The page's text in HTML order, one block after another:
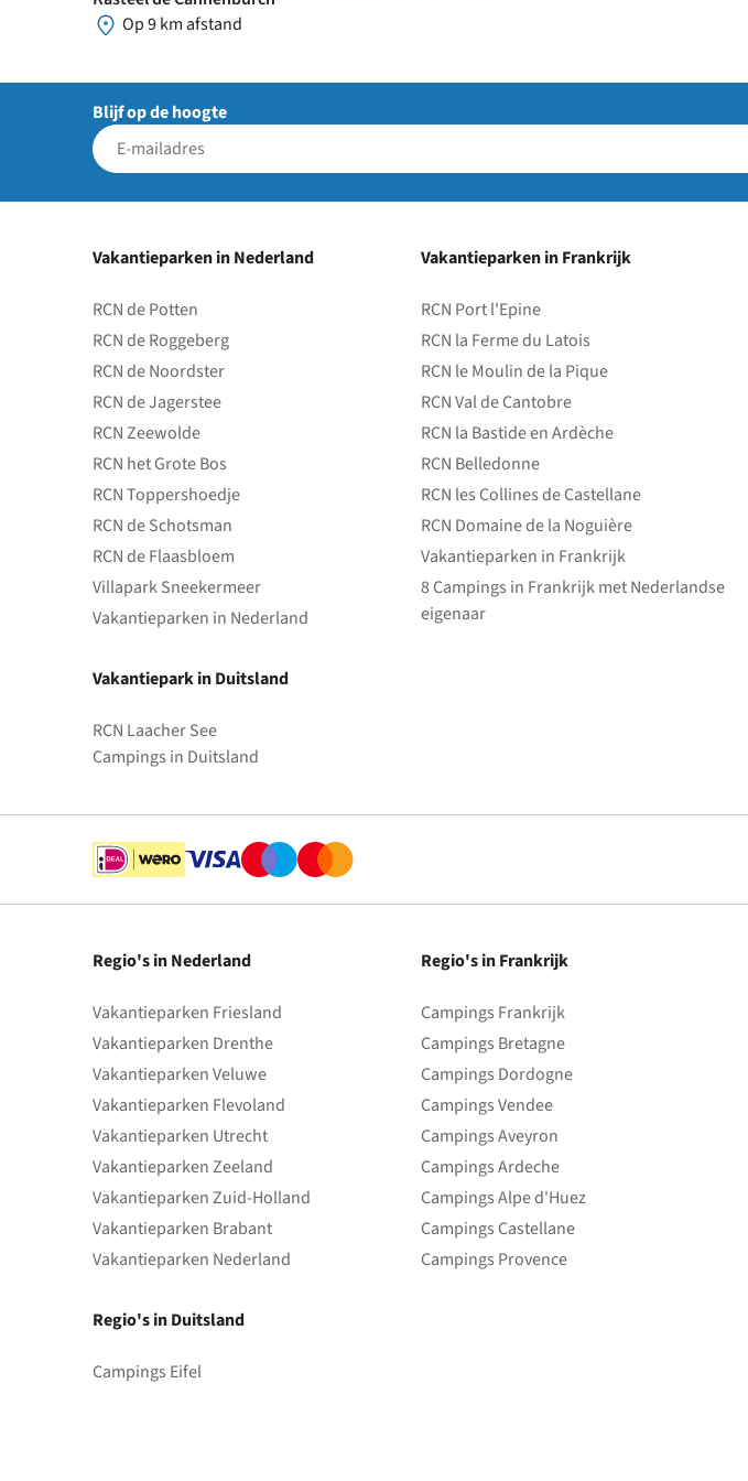
Op 9 km afstand
Blijf op de hoogte
Vakantieparken in Nederland
RCN de Potten
RCN de Roggeberg
RCN de Noordster
RCN de Jagerstee
RCN Zeewolde
RCN het Grote Bos
RCN Toppershoedje
RCN de Schotsman
RCN de Flaasbloem
Villapark Sneekermeer
Vakantieparken in Nederland
Vakantiepark in Duitsland
RCN Laacher See
Campings in Duitsland
Vakantieparken in Frankrijk
RCN Port l'Epine
RCN la Ferme du Latois
RCN le Moulin de la Pique
RCN Val de Cantobre
RCN la Bastide en Ardèche
RCN Belledonne
RCN les Collines de Castellane
RCN Domaine de la Noguière
Vakantieparken in Frankrijk
8 Campings in Frankrijk met Nederlandse
eigenaar
Regio's in Nederland
Vakantieparken Friesland
Vakantieparken Drenthe
Vakantieparken Veluwe
Vakantieparken Flevoland
Vakantieparken Utrecht
Vakantieparken Zeeland
Vakantieparken Zuid-Holland
Vakantieparken Brabant
Vakantieparken Nederland
Regio's in Duitsland
Campings Eifel
Regio's in Frankrijk
Campings Frankrijk
Campings Bretagne
Campings Dordogne
Campings Vendee
Campings Aveyron
Campings Ardeche
Campings Alpe d'Huez
Campings Castellane
Campings Provence